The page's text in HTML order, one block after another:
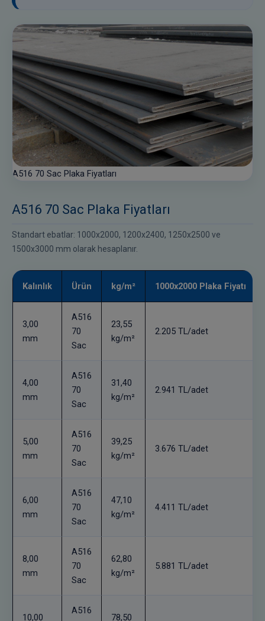
A516 70 Sac Plaka Fiyatları
A516 70 Sac Plaka Fiyatları
Standart ebatlar: 1000x2000, 1200x2400, 1250x2500 ve
1500x3000 mm olarak hesaplanır.
Kalınlık Ürün kg/m² 1000x2000 Plaka Fiyatı
3,00
mm
A516
70
Sac
23,55
kg/m²
2.205 TL/adet
4,00
mm
A516
70
Sac
31,40
kg/m²
2.941 TL/adet
5,00
mm
A516
70
Sac
39,25
kg/m²
3.676 TL/adet
6,00
mm
A516
70
Sac
47,10
kg/m²
4.411 TL/adet
8,00
mm
A516
70
Sac
62,80
kg/m²
5.881 TL/adet
10,00
A516
78,50